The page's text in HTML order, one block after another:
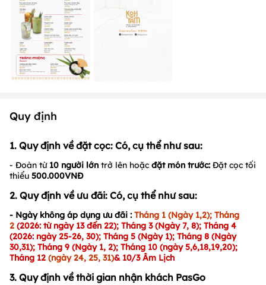
Quy định
1. Quy định về đặt cọc: Có, cụ thể như sau:
- Đoàn từ 10 người lớn trở lên hoặc đặt món trước: Đặt cọc tối
thiểu 500.000VNĐ
2. Quy định về ưu đãi: Có, cụ thể như sau:
- Ngày không áp dụng ưu đãi : Tháng 1 (Ngày 1,2); Tháng
2 (2026: từ ngày 13 đến 22); Tháng 3 (Ngày 7, 8); Tháng 4
(2026: ngày 25-26, 30); Tháng 5 (Ngày 1); Tháng 8 (Ngày
30,31); Tháng 9 (Ngày 1, 2); Tháng 10 (ngày 5,6,18,19,20);
Tháng 12 (ngày 24, 25, 31)& 10/3 Âm Lịch
3. Quy định về thời gian nhận khách PasGo